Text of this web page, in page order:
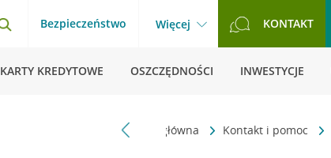
Bezpieczeństwo Więcej KONTAKT
KARTY KREDYTOWE OSZCZĘDNOŚCI INWESTYCJE
Strona główna Kontakt i pomoc